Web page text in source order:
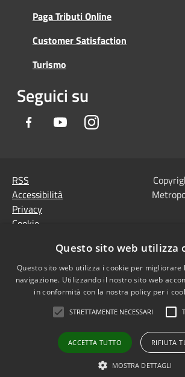
Paga Tributi Online
Customer Satisfaction
Turismo
Seguici su
Facebook YoutubeInstagram
RSS
Accessibilità
Privacy
Cookie
Note Legali
Agenzia per l'Italia
digitale
accessibilità
Dichiarazione di
accessibilità PagoPa
Obiettivi di accessibilità
Questo sito web utilizza
Questo sito web utilizza i cookie per migliorare
navigazione. Utilizzando il nostro sito web
in conformità con la nostra policy per i
STRETTAMENTE NECESSARI
ACCETTA TUTTO RIFIUTA
MOSTRA DETTAGLI